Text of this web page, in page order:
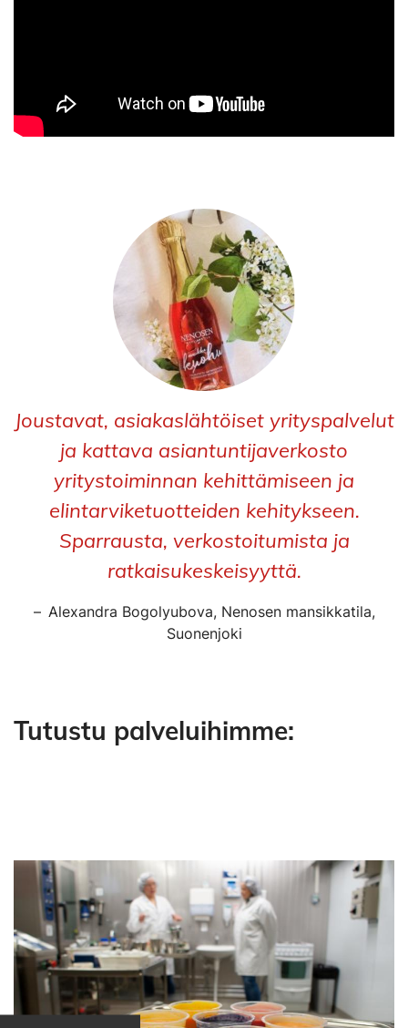
Joustavat, asiakaslähtöiset yrityspalvelut
ja kattava asiantuntijaverkosto
yritystoiminnan kehittämiseen ja
elintarviketuotteiden kehitykseen.
Sparrausta, verkostoitumista ja
ratkaisukeskeisyyttä.
Alexandra Bogolyubova, Nenosen mansikkatila,
Suonenjoki
Tutustu palveluihimme:
Osion sisältö